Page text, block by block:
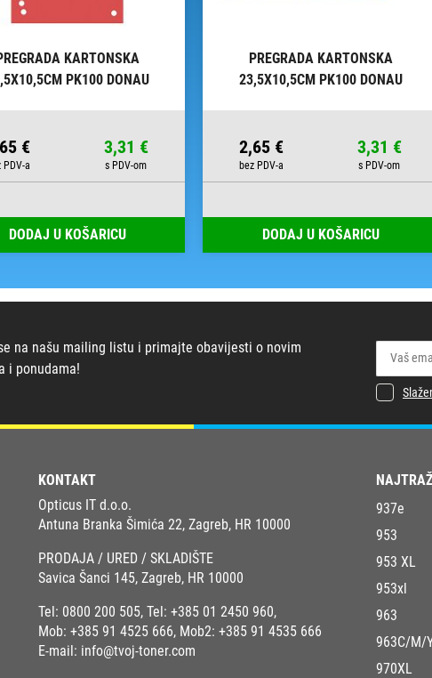
KARTONSKA
PK100 DONAU
€ 3,31 €
DODAJ U KOŠARICU
PREGRADA KARTONSKA
23,5X10,5CM PK100 DONAU
2,65 € 3,31 €
DODAJ U KOŠARICU
na našu mailing listu i primajte obavijesti o novim
i ponudama!
KONTAKT
Opticus IT d.o.o.
Antuna Branka Šimića 22, Zagreb, HR 10000
PRODAJA / URED / SKLADIŠTE
Savica Šanci 145, Zagreb, HR 10000
Tel: 0800 200 505, Tel: +385 01 2450 960,
Mob: +385 91 4525 666, Mob2: +385 91 4535 666
E-mail: info@tvoj-toner.com
937e
953
953 XL
953xl
963
963C/M/
970XL